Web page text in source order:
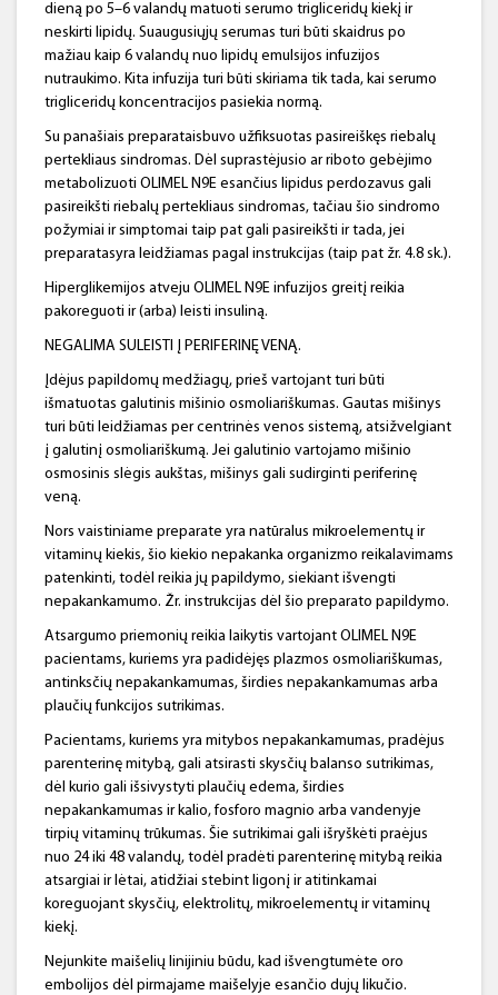
dieną po 5–6 valandų matuoti serumo trigliceridų kiekį ir
neskirti lipidų. Suaugusiųjų serumas turi būti skaidrus po
mažiau kaip 6 valandų nuo lipidų emulsijos infuzijos
nutraukimo. Kita infuzija turi būti skiriama tik tada, kai serumo
trigliceridų koncentracijos pasiekia normą.
Su panašiais preparataisbuvo užfiksuotas pasireiškęs riebalų
pertekliaus sindromas. Dėl suprastėjusio ar riboto gebėjimo
metabolizuoti OLIMEL N9E esančius lipidus perdozavus gali
pasireikšti riebalų pertekliaus sindromas, tačiau šio sindromo
požymiai ir simptomai taip pat gali pasireikšti ir tada, jei
preparatasyra leidžiamas pagal instrukcijas (taip pat žr. 4.8 sk.).
Hiperglikemijos atveju OLIMEL N9E infuzijos greitį reikia
pakoreguoti ir (arba) leisti insuliną.
NEGALIMA SULEISTI Į PERIFERINĘ VENĄ.
Įdėjus papildomų medžiagų, prieš vartojant turi būti
išmatuotas galutinis mišinio osmoliariškumas. Gautas mišinys
turi būti leidžiamas per centrinės venos sistemą, atsižvelgiant
į galutinį osmoliariškumą. Jei galutinio vartojamo mišinio
osmosinis slėgis aukštas, mišinys gali sudirginti periferinę
veną.
Nors vaistiniame preparate yra natūralus mikroelementų ir
vitaminų kiekis, šio kiekio nepakanka organizmo reikalavimams
patenkinti, todėl reikia jų papildymo, siekiant išvengti
nepakankamumo. Žr. instrukcijas dėl šio preparato papildymo.
Atsargumo priemonių reikia laikytis vartojant OLIMEL N9E
pacientams, kuriems yra padidėjęs plazmos osmoliariškumas,
antinksčių nepakankamumas, širdies nepakankamumas arba
plaučių funkcijos sutrikimas.
Pacientams, kuriems yra mitybos nepakankamumas, pradėjus
parenterinę mitybą, gali atsirasti skysčių balanso sutrikimas,
dėl kurio gali išsivystyti plaučių edema, širdies
nepakankamumas ir kalio, fosforo magnio arba vandenyje
tirpių vitaminų trūkumas. Šie sutrikimai gali išryškėti praėjus
nuo 24 iki 48 valandų, todėl pradėti parenterinę mitybą reikia
atsargiai ir lėtai, atidžiai stebint ligonį ir atitinkamai
koreguojant skysčių, elektrolitų, mikroelementų ir vitaminų
kiekį.
Nejunkite maišelių linijiniu būdu, kad išvengtumėte oro
embolijos dėl pirmajame maišelyje esančio dujų likučio.